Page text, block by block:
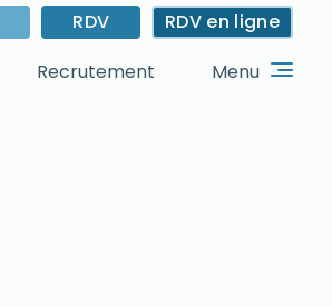
RDV
RDV en ligne
Recrutement Menu